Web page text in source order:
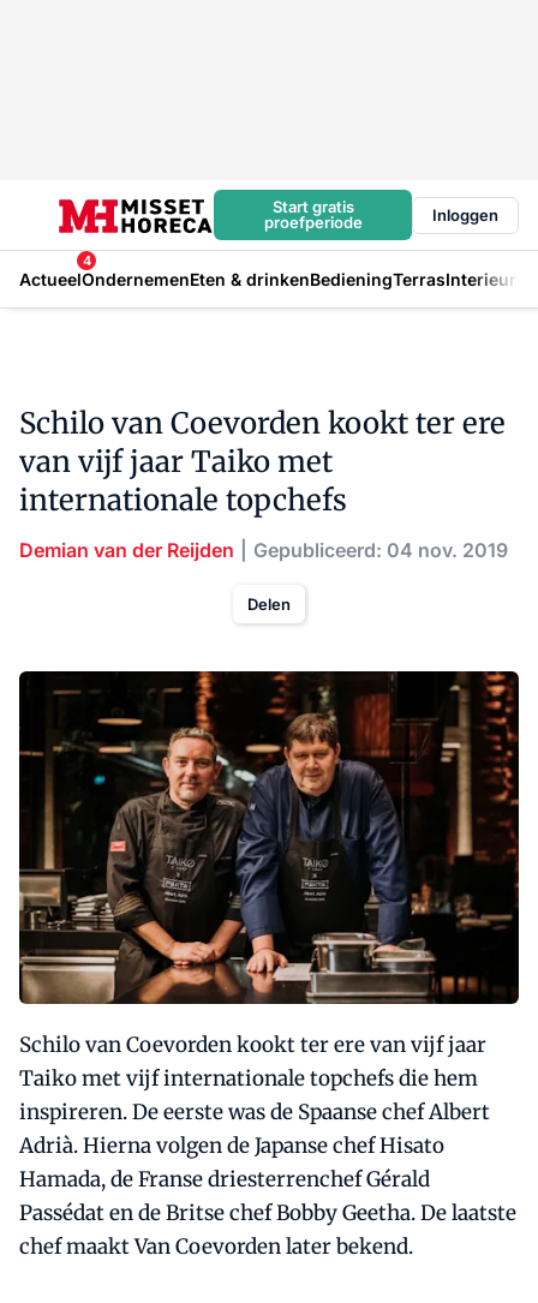
Start gratis
proefperiode
Inloggen
Actueel
4
OndernemenEten & drinkenBedieningTerrasInterieur
Schilo van Coevorden kookt ter ere
van vijf jaar Taiko met
internationale topchefs
Demian van der Reijden Gepubliceerd: 04 nov. 2019
Delen
Schilo van Coevorden kookt ter ere van vijf jaar
Taiko met vijf internationale topchefs die hem
inspireren. De eerste was de Spaanse chef Albert
Adrià. Hierna volgen de Japanse chef Hisato
Hamada, de Franse driesterrenchef Gérald
Passédat en de Britse chef Bobby Geetha. De laatste
chef maakt Van Coevorden later bekend.